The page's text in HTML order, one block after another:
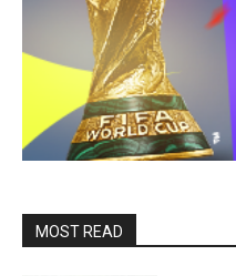
MOST READ